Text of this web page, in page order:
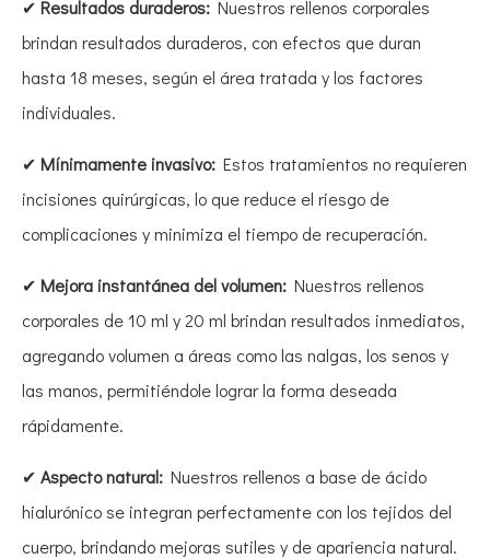
✔ Resultados duraderos: Nuestros rellenos corporales
brindan resultados duraderos, con efectos que duran
hasta 18 meses, según el área tratada y los factores
individuales.
✔ Mínimamente invasivo: Estos tratamientos no requieren
incisiones quirúrgicas, lo que reduce el riesgo de
complicaciones y minimiza el tiempo de recuperación.
✔ Mejora instantánea del volumen: Nuestros rellenos
corporales de 10 ml y 20 ml brindan resultados inmediatos,
agregando volumen a áreas como las nalgas, los senos y
las manos, permitiéndole lograr la forma deseada
rápidamente.
✔ Aspecto natural: Nuestros rellenos a base de ácido
hialurónico se integran perfectamente con los tejidos del
cuerpo, brindando mejoras sutiles y de apariencia natural.